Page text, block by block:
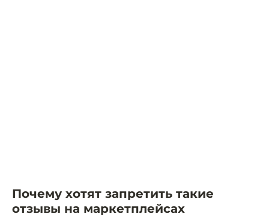
Почему хотят запретить такие
отзывы на маркетплейсах